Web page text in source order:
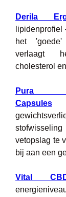
Derila
lipidenprofiel
het 'goede'
verlaagt
cholesterol
Pura
Capsules
vetopslag te
bij aan een
Vital